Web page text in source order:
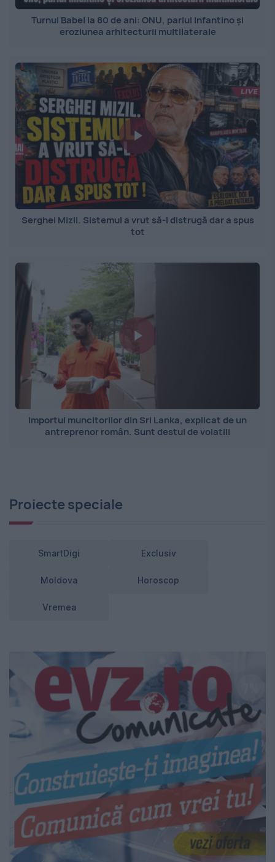
Turnul Babel la 80 de ani: ONU, pariul Infantino și
eroziunea arhitecturii multilaterale
Serghei Mizil. Sistemul a vrut să-l distrugă dar a spus
tot
Importul muncitorilor din Sri Lanka, explicat de un
antreprenor român. Sunt destul de volatili
Proiecte speciale
SmartDigi Exclusiv
Moldova Horoscop
Vremea